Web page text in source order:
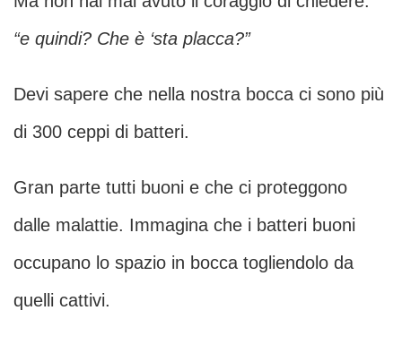
“e quindi? Che è ‘sta placca?”
Devi sapere che nella nostra bocca ci sono più
di 300 ceppi di batteri.
Gran parte tutti buoni e che ci proteggono
dalle malattie. Immagina che i batteri buoni
occupano lo spazio in bocca togliendolo da
quelli cattivi.